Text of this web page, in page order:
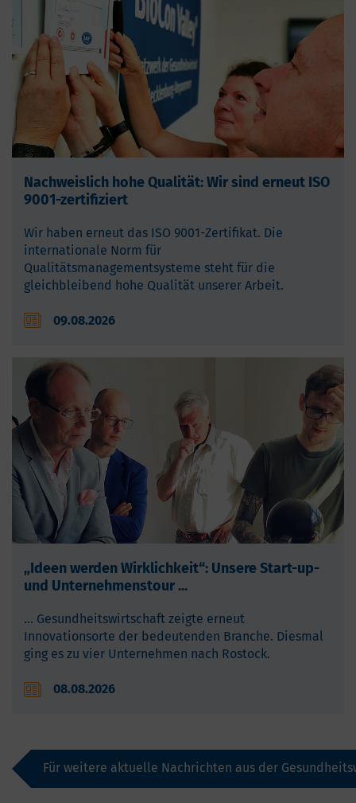
Nachweislich hohe Qualität: Wir sind erneut ISO
9001-zertifiziert
Wir haben erneut das ISO 9001-Zertifikat. Die
internationale Norm für
Qualitätsmanagementsysteme steht für die
gleichbleibend hohe Qualität unserer Arbeit.
09.08.2026
„Ideen werden Wirklichkeit“: Unsere Start-up-
und Unternehmenstour ...
... Gesundheitswirtschaft zeigte erneut
Innovationsorte der bedeutenden Branche. Diesmal
ging es zu vier Unternehmen nach Rostock.
08.08.2026
Für weitere aktuelle Nachrichten aus der